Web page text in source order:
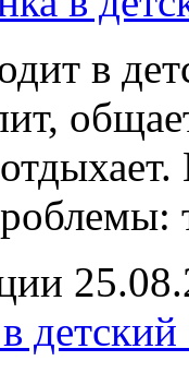
в